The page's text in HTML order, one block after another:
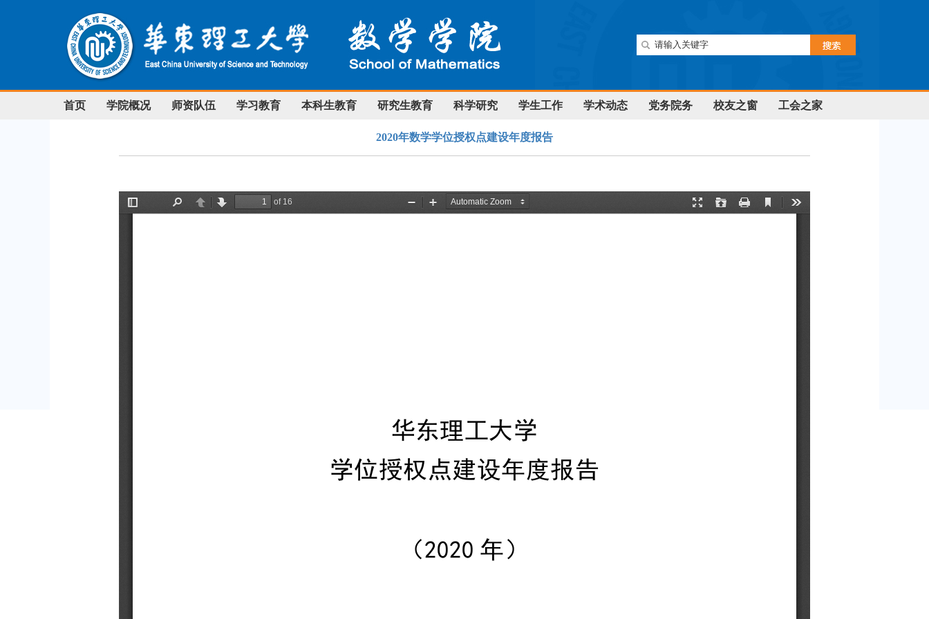
首页 学院概况 师资队伍 学习教育 本科生教育 研究生教育 科学研究 学生工作 学术动态 党务院务 校友之窗 工会之家
2020年数学学位授权点建设年度报告